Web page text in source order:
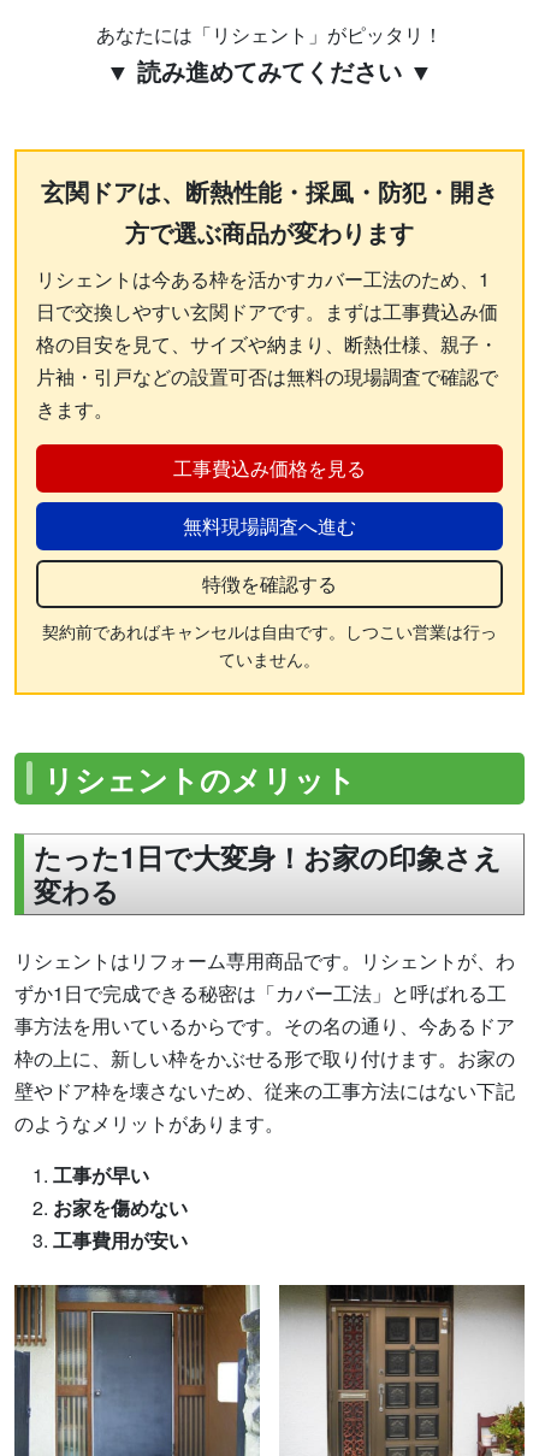
あなたには「リシェント」がピッタリ！
▼ 読み進めてみてください ▼
玄関ドアは、断熱性能・採風・防犯・開き
方で選ぶ商品が変わります
リシェントは今ある枠を活かすカバー工法のため、1
日で交換しやすい玄関ドアです。まずは工事費込み価
格の目安を見て、サイズや納まり、断熱仕様、親子・
片袖・引戸などの設置可否は無料の現場調査で確認で
きます。
工事費込み価格を見る
無料現場調査へ進む
特徴を確認する
契約前であればキャンセルは自由です。しつこい営業は行っ
ていません。
リシェントのメリット
たった1日で大変身！お家の印象さえ
変わる
リシェントはリフォーム専用商品です。リシェントが、わ
ずか1日で完成できる秘密は「カバー工法」と呼ばれる工
事方法を用いているからです。その名の通り、今あるドア
枠の上に、新しい枠をかぶせる形で取り付けます。お家の
壁やドア枠を壊さないため、従来の工事方法にはない下記
のようなメリットがあります。
工事が早い
お家を傷めない
工事費用が安い